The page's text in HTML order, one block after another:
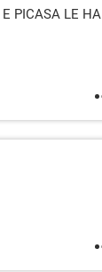
PICASA LE HA